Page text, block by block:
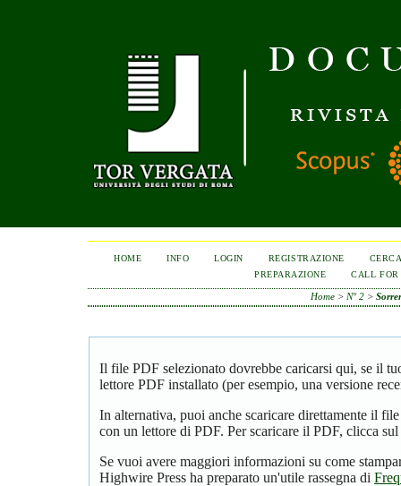
HOME INFO LOGIN REGISTRAZIONE
PREPARAZIONE
CALL FOR
Home > N° 2 >
Il file PDF selezionato dovrebbe caricarsi qui, se il
lettore PDF installato (per esempio, una versione
In alternativa, puoi anche scaricare direttamente il
con un lettore di PDF. Per scaricare il PDF, clicca
Se vuoi avere maggiori informazioni su come
Highwire Press ha preparato un'utile rassegna di